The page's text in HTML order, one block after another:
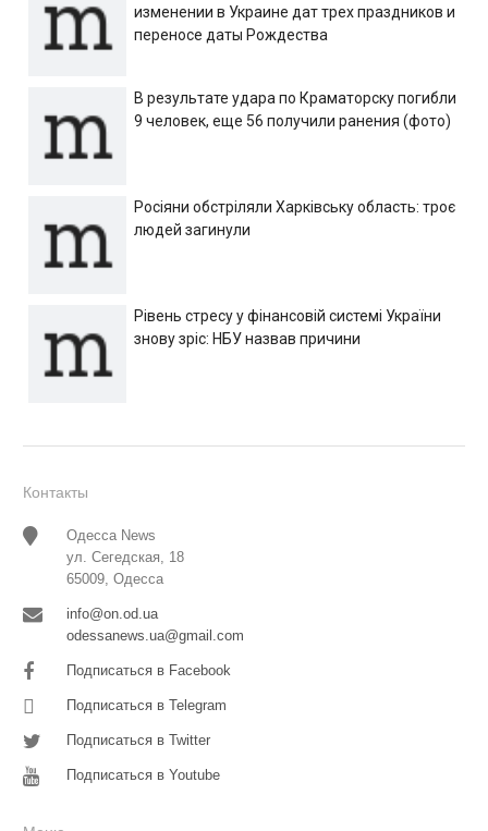
изменении в Украине дат трех праздников и
переносе даты Рождества
В результате удара по Краматорску погибли
9 человек, еще 56 получили ранения (фото)
Росіяни обстріляли Харківську область: троє
людей загинули
Рівень стресу у фінансовій системі України
знову зріс: НБУ назвав причини
Контакты
Одесса News
ул. Сегедская, 18
65009, Одесса
info@on.od.ua
odessanews.ua@gmail.com
Подписаться в Facebook
Подписаться в Telegram
Подписаться в Twitter
Подписаться в Youtube